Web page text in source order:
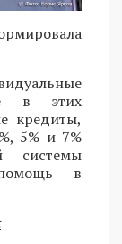
в этих
кредиты,
5% и 7%
системы
в